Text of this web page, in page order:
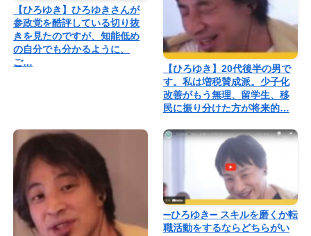
【ひろゆき】ひろゆきさんが
参政党を酷評している切り抜
きを見たのですが、知能低め
の自分でも分かるように、
ご…
【ひろゆき】20代後半の男で
す。私は増税賛成派。少子化
改善がもう無理、留学生、移
民に振り分けた方が将来的…
➖ひろゆき➖ スキルを磨くか転
職活動をするならどちらがい